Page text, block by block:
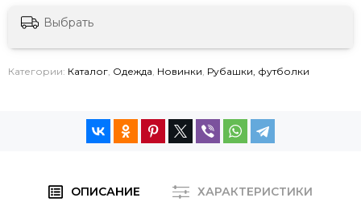
Выбрать
Категории: Каталог, Одежда, Новинки, Рубашки, футболки
ОПИСАНИЕ
ХАРАКТЕРИСТИКИ